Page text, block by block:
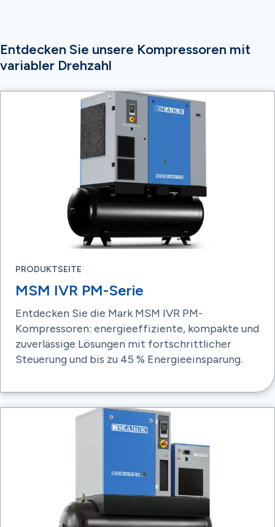
Entdecken Sie unsere Kompressoren mit
variabler Drehzahl
PRODUKTSEITE
MSM IVR PM-Serie
Entdecken Sie die Mark MSM IVR PM-
Kompressoren: energieeffiziente, kompakte und
zuverlässige Lösungen mit fortschrittlicher
Steuerung und bis zu 45 % Energieeinsparung.